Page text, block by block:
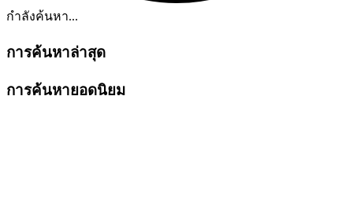
กำลังค้นหา...
การค้นหาล่าสุด
การค้นหายอดนิยม